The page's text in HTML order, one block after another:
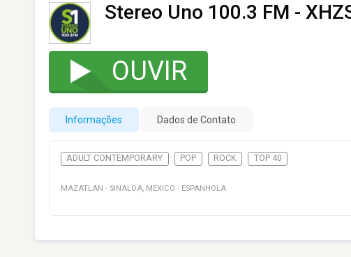
Stereo Uno 100.3 FM -
OUVIR
Informações Dados de Contato
ADULT CONTEMPORARY POP ROCK TOP 40
MAZATLAN · SINALOA, MEXICO · ESPANHOLA